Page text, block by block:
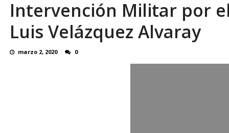
En 8 meses «876 horas de apagones»
Intervención Militar por
Luis Velázquez Alvaray
marzo 2, 2020 0